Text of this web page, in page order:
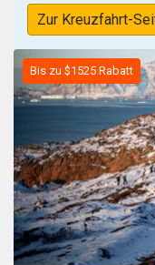
Zur Kreuzfahrt-
Bis zu $1525 Rabatt